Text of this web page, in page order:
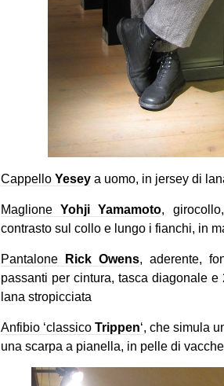
Cappello Yesey a uomo, in jersey di
Maglione Yohji Yamamoto,
contrasto sul collo e lungo i fianchi, in
Pantalone Rick Owens, aderente,
passanti per cintura, tasca diagonale
lana stropicciata
Anfibio ‘classico Trippen‘, che simula
una scarpa a pianella, in pelle di